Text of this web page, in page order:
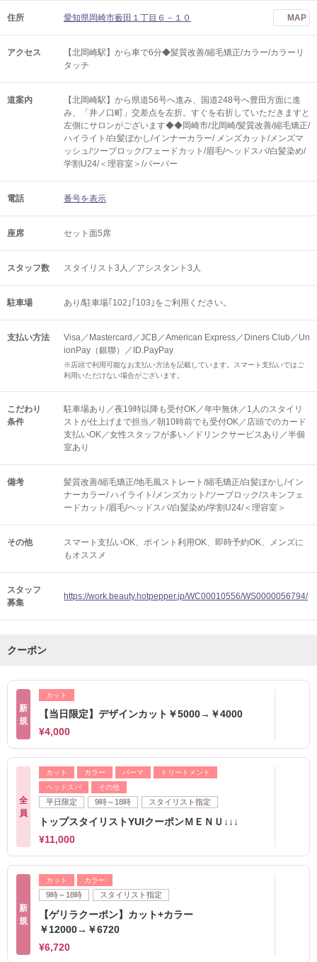
住所 愛知県岡崎市薮田１丁目６－１０ MAP
アクセス
【北岡崎駅】から車で6分◆髪質改善/縮毛矯正/カラー/カラーリ
タッチ
道案内
【北岡崎駅】から県道56号へ進み、国道248号へ豊田方面に進
み、「井ノ口町」交差点を左折。すぐを右折していただきますと
左側にサロンがございます◆◆岡崎市/北岡崎/髪質改善/縮毛矯正/
ハイライト/白髪ぼかし/インナーカラー/ メンズカット/メンズマ
ッシュ/ツーブロック/フェードカット/眉毛/ヘッドスパ/白髪染め/
学割U24/＜理容室＞/バーバー
電話 番号を表示
座席 セット面5席
スタッフ数 スタイリスト3人／アシスタント3人
駐車場 あり/駐車場｢102｣｢103｣をご利用ください。
支払い方法
Visa／Mastercard／JCB／American Express／Diners Club／Un
ionPay（銀聯）／ID.PayPay
※店頭で利用可能なお支払い方法を記載しています。スマート支払いではご
利用いただけない場合がございます。
こだわり
条件
駐車場あり／夜19時以降も受付OK／年中無休／1人のスタイリ
ストが仕上げまで担当／朝10時前でも受付OK／店頭でのカード
支払いOK／女性スタッフが多い／ドリンクサービスあり／半個
室あり
備考
髪質改善/縮毛矯正/地毛風ストレート/縮毛矯正/白髪ぼかし/イン
ナーカラー/ ハイライト/メンズカット/ツーブロック/スキンフェ
ードカット/眉毛/ヘッドスパ/白髪染め/学割U24/＜理容室＞
その他 スマート支払いOK ポイント利用OK 即時予約OK
メンズに
もオススメ
スタッフ
募集
https://work.beauty.hotpepper.jp/WC00010556/WS0000056794/
クーポン
新
規
カット
【当日限定】デザインカット￥5000→￥4000
¥4,000
全
員
カット カラー パーマ
トリートメント
ヘッドスパ
その他
平日限定 9時～18時 スタイリスト指定
トップスタイリストYUIクーポンＭＥＮＵ↓↓↓
¥11,000
新
規
カット カラー
9時～18時 スタイリスト指定
【ゲリラクーポン】カット+カラー
￥12000→￥6720
¥6,720